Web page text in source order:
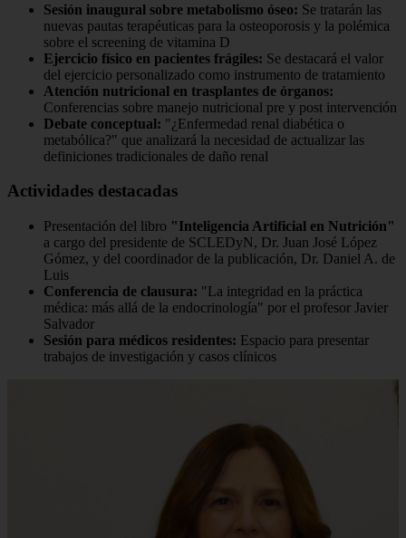
Sesión inaugural sobre metabolismo óseo: Se tratarán las
nuevas pautas terapéuticas para la osteoporosis y la polémica
sobre el screening de vitamina D
Ejercicio físico en pacientes frágiles: Se destacará el valor
del ejercicio personalizado como instrumento de tratamiento
Atención nutricional en trasplantes de órganos:
Conferencias sobre manejo nutricional pre y post intervención
Debate conceptual: "¿Enfermedad renal diabética o
metabólica?" que analizará la necesidad de actualizar las
definiciones tradicionales de daño renal
Actividades destacadas
Presentación del libro "Inteligencia Artificial en Nutrición"
a cargo del presidente de SCLEDyN, Dr. Juan José López
Gómez, y del coordinador de la publicación, Dr. Daniel A. de
Luis
Conferencia de clausura: "La integridad en la práctica
médica: más allá de la endocrinología" por el profesor Javier
Salvador
Sesión para médicos residentes: Espacio para presentar
trabajos de investigación y casos clínicos